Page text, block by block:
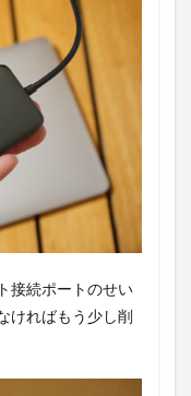
接続ポートのせい
ければもう少し削